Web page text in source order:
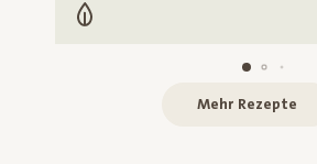
Vegetarisch
Mehr Rezepte